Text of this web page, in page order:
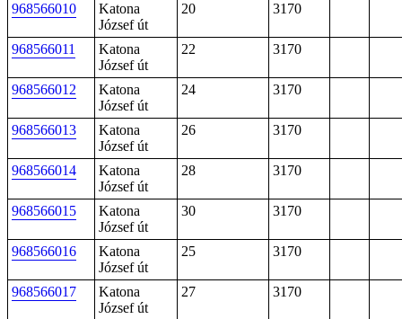
968566010
Katona
József út
20 3170
968566011
Katona
József út
22 3170
968566012
Katona
József út
24 3170
968566013
Katona
József út
26 3170
968566014
Katona
József út
28 3170
968566015
Katona
József út
30 3170
968566016
Katona
József út
25 3170
968566017
Katona
József út
27 3170